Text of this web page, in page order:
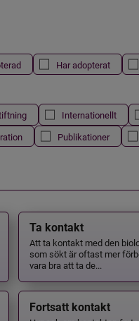
Har adopterat
Internationellt
Publikationer
Ta kontakt
Att ta kontakt med den
som sökt är oftast mer
vara bra att ta de...
Fortsatt kontakt